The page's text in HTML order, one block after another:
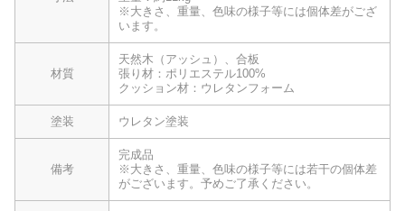
※大きさ、重量、色味の様子等には個体差がござ
います。
材質
天然木（アッシュ）、合板
張り材：ポリエステル100%
クッション材：ウレタンフォーム
塗装 ウレタン塗装
備考
完成品
※大きさ、重量、色味の様子等には若干の個体差
がございます。予めご了承ください。